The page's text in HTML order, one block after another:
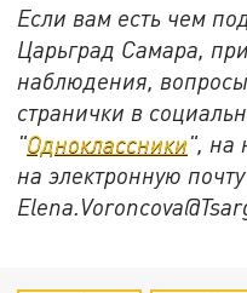
Если вам есть чем
Царьград Самара,
наблюдения,
странички в
"Одноклассники", на
на электронную почту